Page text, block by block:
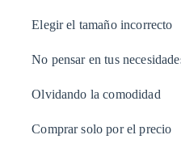
Elegir el tamaño incorrecto
No pensar en tus
Olvidando la comodidad
Comprar solo por el precio